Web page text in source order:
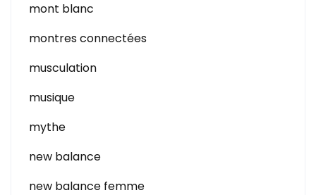
mont blanc
montres connectées
musculation
musique
mythe
new balance
new balance femme